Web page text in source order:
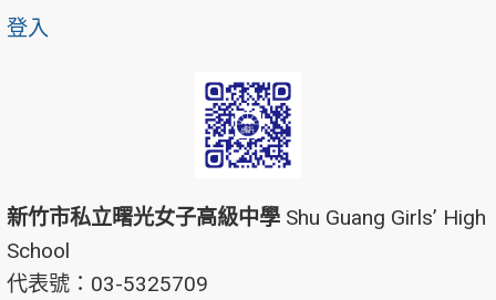
登入
新竹市私立曙光女子高級中學 Shu Guang Girls’ High
School
代表號：03-5325709